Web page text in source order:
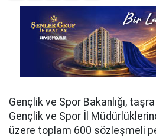
Gençlik ve Spor Bakanlığı,
Gençlik ve Spor İl
üzere toplam 600 sözleşmeli